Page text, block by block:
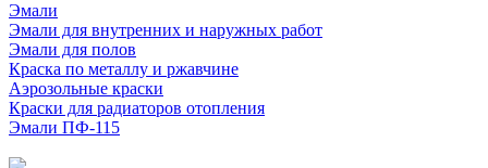
Эмали
Эмали для внутренних и наружных работ
Эмали для полов
Краска по металлу и ржавчине
Аэрозольные краски
Краски для радиаторов отопления
Эмали ПФ-115